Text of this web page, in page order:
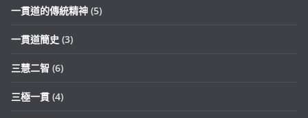
一貫道的傳統精神 (5)
一貫道簡史 (3)
三慧二智 (6)
三極一貫 (4)